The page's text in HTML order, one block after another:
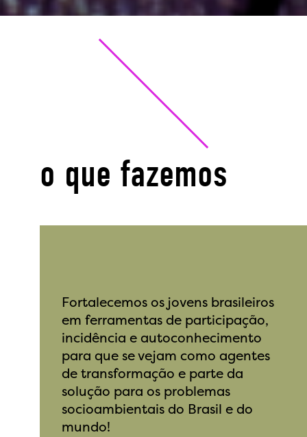
o que fazemos
Fortalecemos os jovens brasileiros
em ferramentas de participação,
incidência e autoconhecimento
para que se vejam como agentes
de transformação e parte da
solução para os problemas
socioambientais do Brasil e do
mundo!